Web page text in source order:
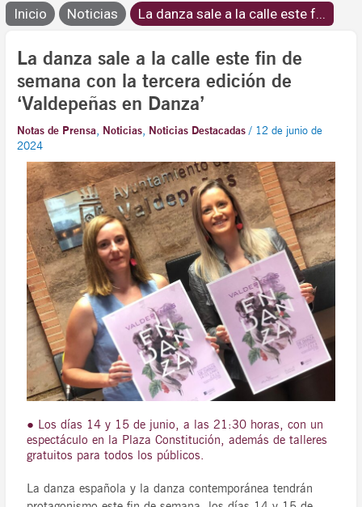
Inicio Noticias La danza sale a la calle este f...
La danza sale a la calle este fin de
semana con la tercera edición de
‘Valdepeñas en Danza’
Notas de Prensa, Noticias, Noticias Destacadas / 12 de junio de
2024
● Los días 14 y 15 de junio, a las 21:30 horas, con un
espectáculo en la Plaza Constitución, además de talleres
gratuitos para todos los públicos.
La danza española y la danza contemporánea tendrán